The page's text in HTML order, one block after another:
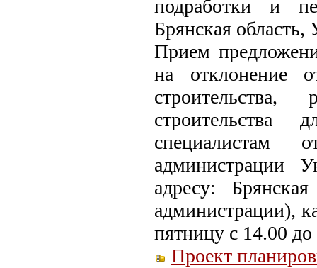
подработки и
Брянская
Прием
на отклонение
строительства,
строительства
специалистам
администрации
адресу:
администрации),
пятницу с 14.00
Проект